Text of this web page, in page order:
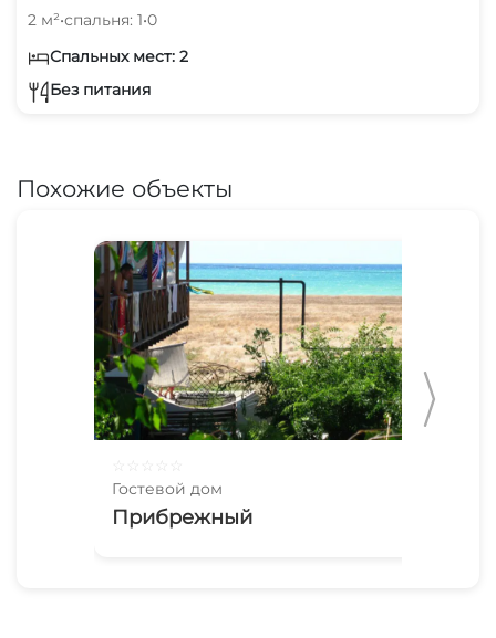
2 м²•спальня: 1•0
Спальных мест: 2
Без питания
Похожие объекты
Гостевой дом
Прибрежный